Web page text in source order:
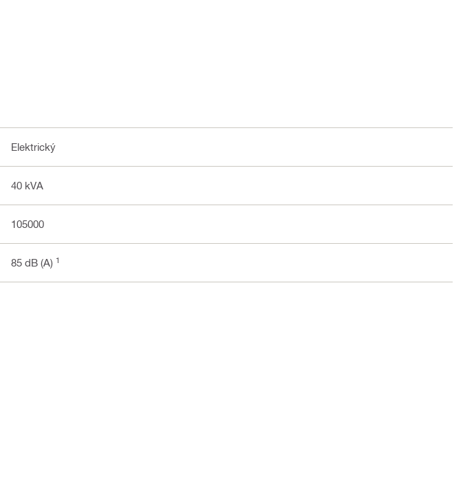
Elektrický
40 kVA
105000
85 dB (A) 1